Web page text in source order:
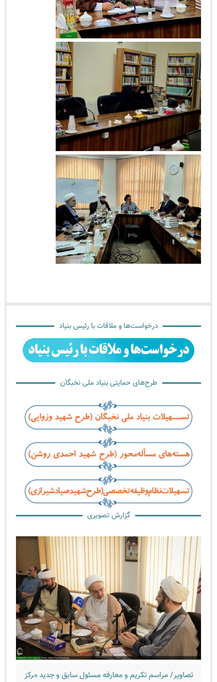
درخواست‌ها و ملاقات با رئیس بنیاد
طرح‌های حمایتی بنیاد ملی نخبگان
گزارش تصویری
مراسم تکریم و معارفه مسئول سابق و جدید مرکز